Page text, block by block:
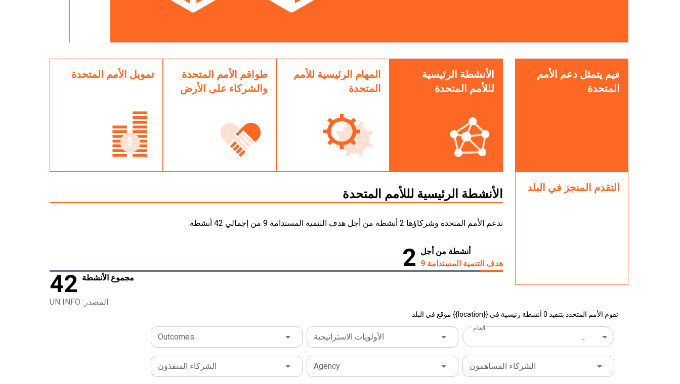
فيم يتمثل دعم الأمم
المتحدة
التقدم المنجز في البلد
الأنشطة الرئيسية
لللأمم المتحدة
المهام الرئيسية للأمم
المتحدة
طواقم الأمم المتحدة
والشركاء على الأرض
تمويل الأمم المتحدة
الأنشطة الرئيسية لللأمم المتحدة
تدعم الأمم المتحدة وشركاؤها 2 أنشطة من أجل هدف التنمية المستدامة 9 من إجمالي 42 أنشطة.
أنشطة من أجل
هدف التنمية المستدامة 9
2
مجموع الأنشطة 42
المصدر: UN INFO
تقوم الأمم المتحدد بتنفيذ 0 أنشطة رئيسية في {{location}} موقع في البلد
العام
... الأولويات الاستراتيجية Outcomes
الشركاء المساهمون Agency الشركاء المنفذون